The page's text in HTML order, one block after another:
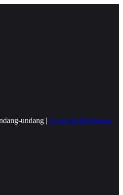
undang | Syarat & Ketentuan